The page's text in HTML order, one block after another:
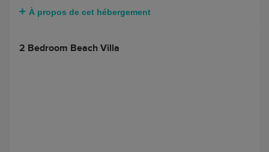
À propos de cet hébergement
2 Bedroom Beach Villa